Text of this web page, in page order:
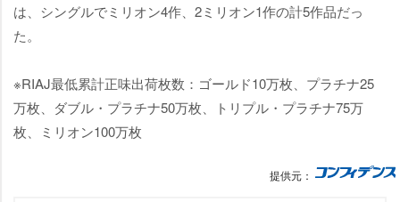
は、シングルでミリオン4作、2ミリオン1作の計5作品だっ
た。
※RIAJ最低累計正味出荷枚数：ゴールド10万枚、プラチナ25
万枚、ダブル・プラチナ50万枚、トリプル・プラチナ75万
枚、ミリオン100万枚
提供元：